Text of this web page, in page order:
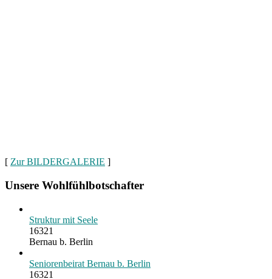
[ Zur BILDERGALERIE ]
Unsere Wohlfühlbotschafter
Struktur mit Seele
16321
Bernau b. Berlin
Seniorenbeirat Bernau b. Berlin
16321